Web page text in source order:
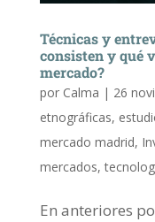
Técnicas y
consisten y qué
mercado?
por Calma | 26
etnográficas,
mercado madrid,
mercados,
En anteriores